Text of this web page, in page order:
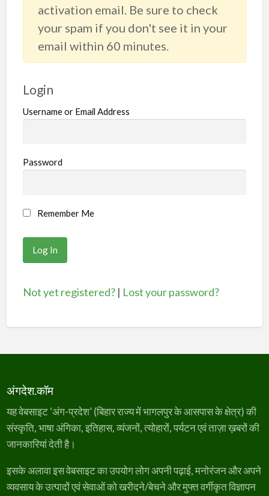
activation email. Be sure to check
your spam if you don't see it in your
email within 60 minutes.
Login
Username or Email Address
Password
Remember Me
Not yet registered?| Lost your password?
अंगदेश.कॉम
यह वेबसाइट ‘अंग-प्रदेश’ (बिहार राज्य में भागलपुर के आसपास के क्षेत्र) की
संस्कृति, भाषा अंगिका, इतिहास, व्यंजनों, त्योहारों, पर्यटन एवं ताज़ा ख़बरों की
जानकारियां देती है।
इसके अलावा इस वेबसाइट का उपयोग लोग अपनी पढ़ाई, मनोरंजन और अपने
व्यवसाय के उत्पादों एवं सेवाओं को खरीदने/बेचने और मुफ्त वर्गीकृत विज्ञापन